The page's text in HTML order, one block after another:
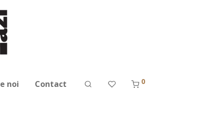
noi Contact 0